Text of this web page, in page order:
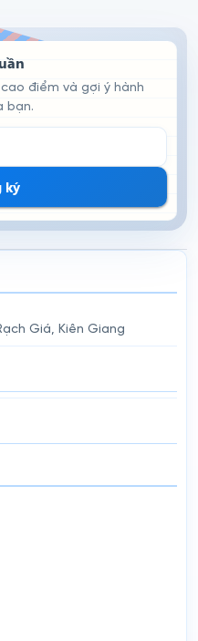
điểm và gợi ý hành
bạn.
ký
Giá, Kiên Giang